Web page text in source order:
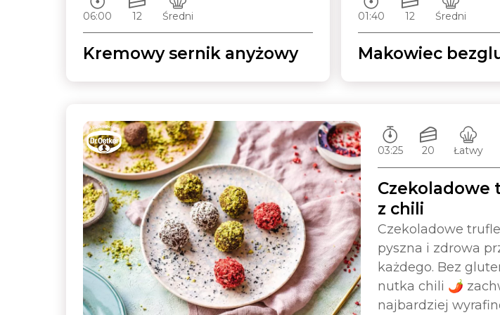
06:00
12
Średni
Kremowy sernik anyżowy
01:40
12
Średni
Makowiec
Czas przygotowywania:
03:25
Ilość porcji:
20
Poziom trudności:
Łatwy
Czekoladowe
z chili
Czekoladowe
pyszna i zdrowa
każdego. Bez
nutka chili 🌶️
najbardziej